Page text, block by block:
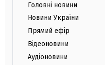
Головні новини
Новини України
Прямий ефір
Відеоновини
Аудіоновини